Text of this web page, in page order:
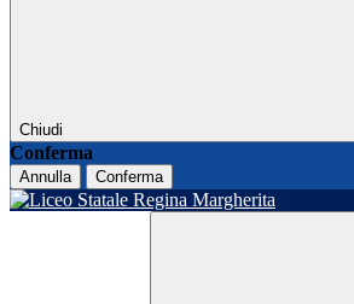
Chiudi
Conferma
Annulla Conferma